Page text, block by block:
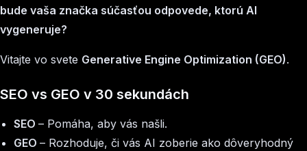
bude vaša značka súčasťou odpovede, ktorú AI
vygeneruje?
Vitajte vo svete Generative Engine Optimization (GEO).
SEO vs GEO v 30 sekundách
SEO – Pomáha, aby vás našli.
GEO – Rozhoduje, či vás AI zoberie ako dôveryhodný